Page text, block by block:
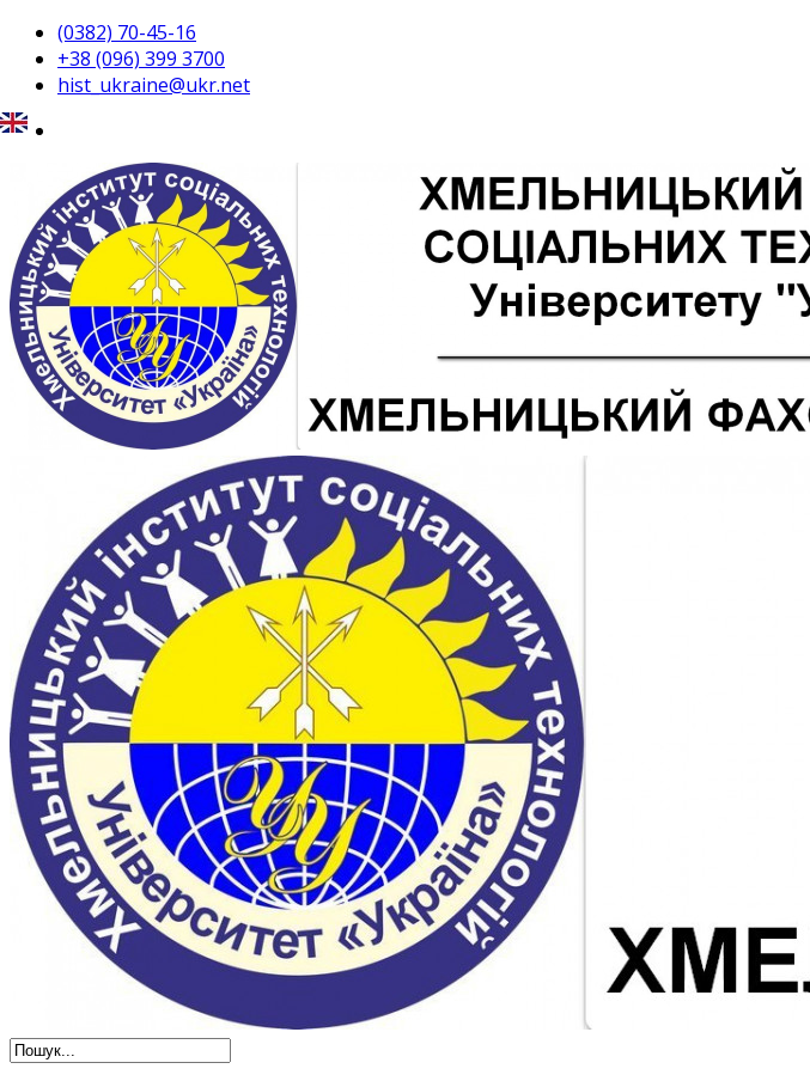
(0382) 70-45-16
+38 (096) 399 3700
hist_ukraine@ukr.net